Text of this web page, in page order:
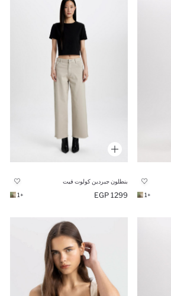
+1
بنطلون جبردين كولوت فيت
1299 EGP
+1